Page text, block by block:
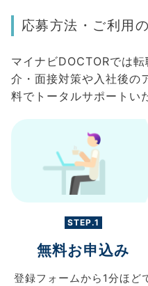
応募方法・ご利用
マイナビDOCTORでは
介・面接対策や入社後の
料でトータルサポートい
STEP.1
無料お申込み
登録フォームから 1分ほど